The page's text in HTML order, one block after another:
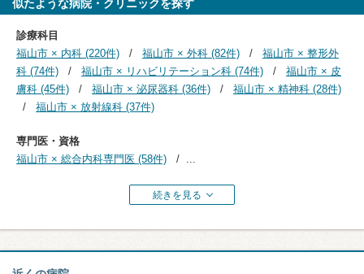
似たような病院・クリニックを探す
診療科目
福山市 × 内科 (220件)
福山市 × 外科 (82件)
福山市 × 整形外
科 (74件)
福山市 × リハビリテーション科 (74件)
福山市 × 皮
膚科 (45件)
福山市 × 泌尿器科 (36件)
福山市 × 精神科 (28件)
福山市 × 放射線科 (37件)
専門医・資格
福山市 × 総合内科専門医 (58件)
続きを見る